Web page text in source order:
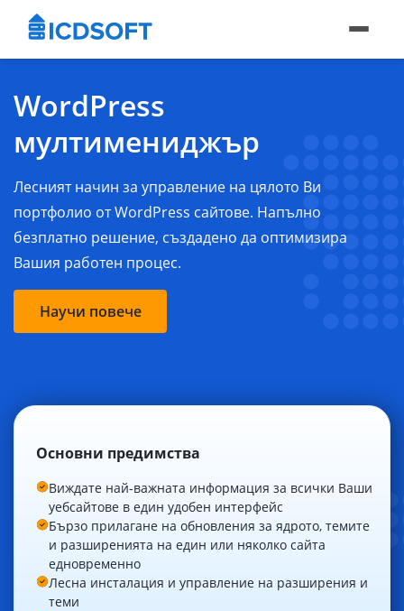
WordPress
мултимениджър
Лесният начин за управление на цялото Ви
портфолио от WordPress сайтове. Напълно
безплатно решение, създадено да оптимизира
Вашия работен процес.
Научи повече
Основни предимства
Виждате най-важната информация за всички Ваши
уебсайтове в един удобен интерфейс
Бързо прилагане на обновления за ядрото, темите
и разширенията на един или няколко сайта
едновременно
Лесна инсталация и управление на разширения и
теми